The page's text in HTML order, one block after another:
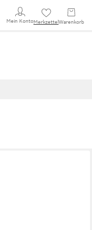
Mein KontoMerkzettel Warenkorb